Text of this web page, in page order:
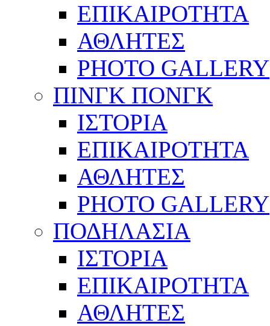
ΕΠΙΚΑΙΡΟΤΗΤΑ
ΑΘΛΗΤΕΣ
PHOTO GALLERY
ΠΙΝΓΚ ΠΟΝΓΚ
ΙΣΤΟΡΙΑ
ΕΠΙΚΑΙΡΟΤΗΤΑ
ΑΘΛΗΤΕΣ
PHOTO GALLERY
ΠΟΔΗΛΑΣΙΑ
ΙΣΤΟΡΙΑ
ΕΠΙΚΑΙΡΟΤΗΤΑ
ΑΘΛΗΤΕΣ